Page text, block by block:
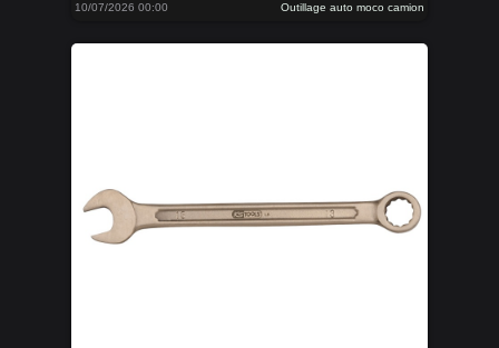
10/07/2026 00:00 Outillage auto moco camion